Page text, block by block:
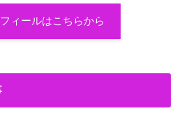
ィールはこちらから